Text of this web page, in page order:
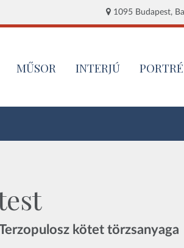
1095 Budapest,
MŰSOR INTERJÚ PORTRÉ
kötet törzsanyaga